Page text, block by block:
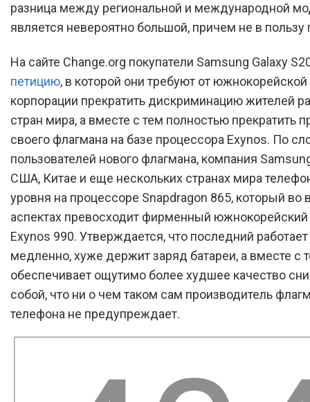
разница между региональной и международной
является невероятно большой, причем не в пользу
На сайте Change.org покупатели Samsung Galaxy
петицию, в которой они требуют от южнокорейской
корпорации прекратить дискриминацию жителей
стран мира, а вместе с тем полностью прекратить
своего флагмана на базе процессора Exynos. По
пользователей нового флагмана, компания
США, Китае и еще нескольких странах мира
уровня на процессоре Snapdragon 865, который во
аспектах превосходит фирменный южнокорейский
Exynos 990. Утверждается, что последний
медленно, хуже держит заряд батареи, а вместе с
обеспечивает ощутимо более худшее качество
собой, что ни о чем таком сам производитель
телефона не предупреждает.